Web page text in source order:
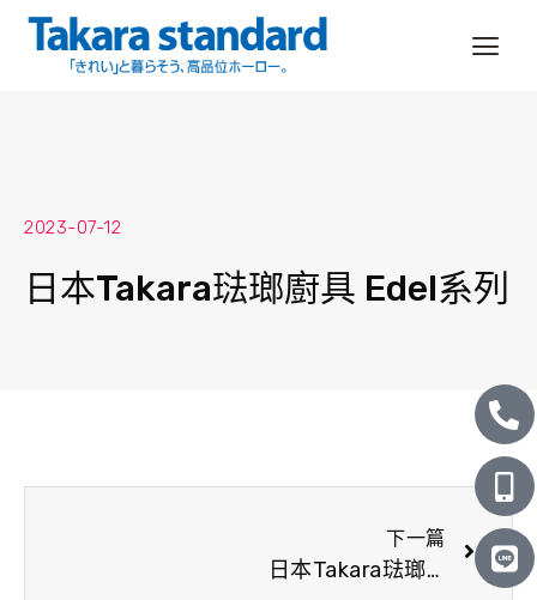
2023-07-12
日本Takara琺瑯廚具 Edel系列
下一篇
日本Takara琺瑯廚具 Edel系列 2
下一
P
h
o
n
e
-
a
M
o
b
i
l
e
-
L
i
n
e